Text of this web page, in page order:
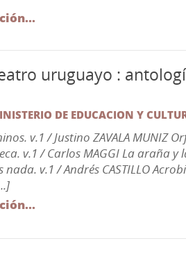
uruguayo :
DE EDUCACION Y
v.1 / Justino ZAVALA MUNIZ
v.1 / Carlos MAGGI La araña y
nada. v.1 / Andrés CASTILLO